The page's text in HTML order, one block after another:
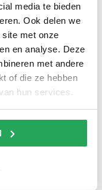
media te bieden
Ook delen we
met onze
en analyse. Deze
met andere
of die ze hebben
hun services.
maken
is
bij